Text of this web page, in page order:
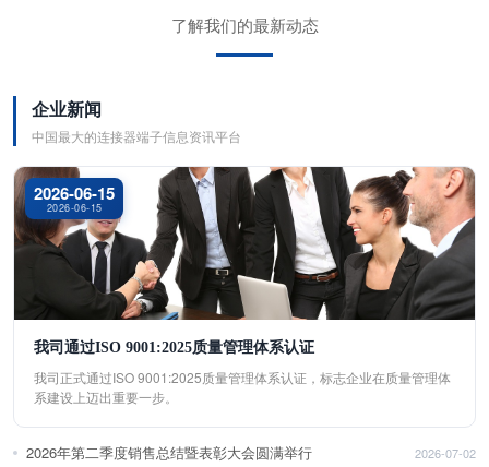
了解我们的最新动态
企业新闻
中国最大的连接器端子信息资讯平台
2026-06-15
2026-06-15
我司通过ISO 9001:2025质量管理体系认证
我司正式通过ISO 9001:2025质量管理体系认证，标志企业在质量管理体
系建设上迈出重要一步。
2026年第二季度销售总结暨表彰大会圆满举行 2026-07-02